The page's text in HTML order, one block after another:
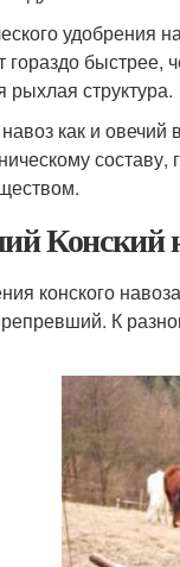
удобрения
гораздо быстрее,
рыхлая структура.
как и
Конский
конского
К